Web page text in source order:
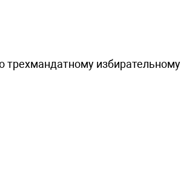
трехмандатному избирательному